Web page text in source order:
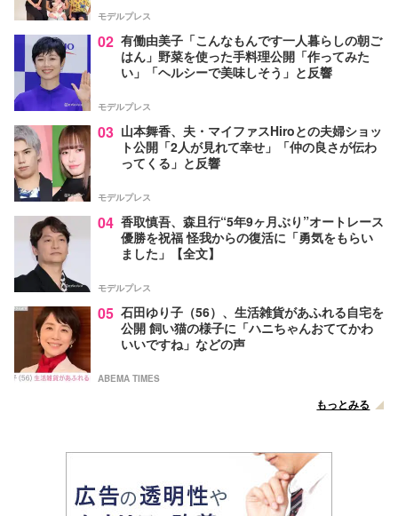
モデルプレス
02 有働由美子「こんなもんです一人暮らしの朝ご
はん」野菜を使った手料理公開「作ってみた
い」「ヘルシーで美味しそう」と反響
モデルプレス
03 山本舞香、夫・マイファスHiroとの夫婦ショッ
ト公開「2人が見れて幸せ」「仲の良さが伝わ
ってくる」と反響
モデルプレス
04 香取慎吾、森且行“5年9ヶ月ぶり”オートレース
優勝を祝福 怪我からの復活に「勇気をもらい
ました」【全文】
モデルプレス
05 石田ゆり子（56）、生活雑貨があふれる自宅を
公開 飼い猫の様子に「ハニちゃんおててかわ
いいですね」などの声
ABEMA TIMES
もっとみる